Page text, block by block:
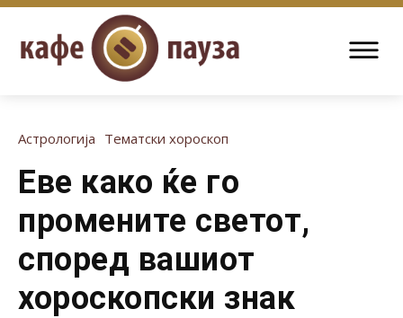
Астрологија Тематски хороскоп
Еве како ќе го
промените светот,
според вашиот
хороскопски знак